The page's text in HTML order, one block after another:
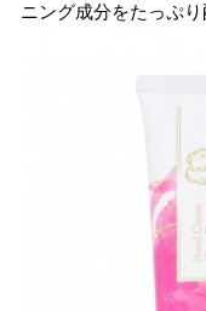
ニング成分をたっぷり